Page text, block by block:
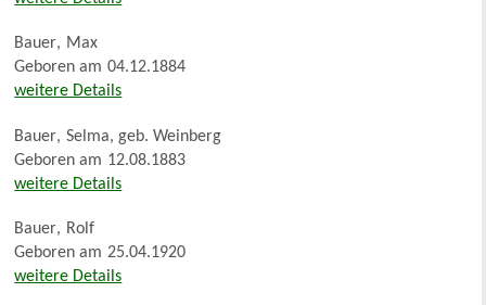
Bauer, Max
Geboren am 04.12.1884
weitere Details
Bauer, Selma, geb. Weinberg
Geboren am 12.08.1883
weitere Details
Bauer, Rolf
Geboren am 25.04.1920
weitere Details